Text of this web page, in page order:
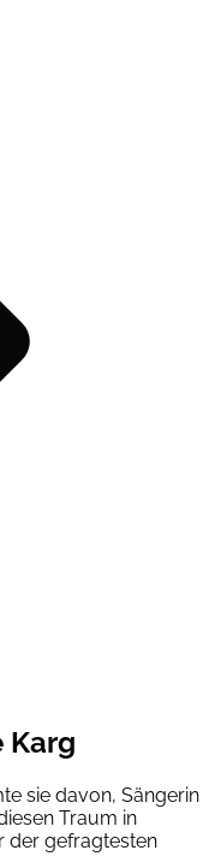
Karg
sie davon, Sängerin
Traum in
der gefragtesten